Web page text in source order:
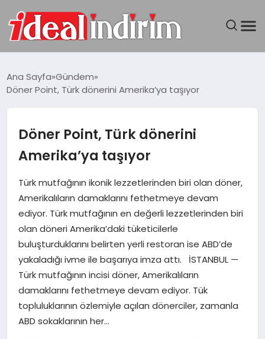
BILGISAYAR
DÜNYA
SEYAHAT
TEKNOLOJI
YAŞAM
Ana Sayfa Gündem
Döner Point, Türk dönerini Amerika’ya taşıyor
Döner Point, Türk dönerini
Amerika’ya taşıyor
Türk mutfağının ikonik lezzetlerinden biri olan döner,
Amerikalıların damaklarını fethetmeye devam
ediyor. Türk mutfağının en değerli lezzetlerinden biri
olan döneri Amerika’daki tüketicilerle
buluşturduklarını belirten yerli restoran ise ABD’de
yakaladığı ivme ile başarıya imza attı. İSTANBUL —
Türk mutfağının incisi döner, Amerikalıların
damaklarını fethetmeye devam ediyor. Tük
topluluklarının özlemiyle açılan dönerciler, zamanla
ABD sokaklarının her…